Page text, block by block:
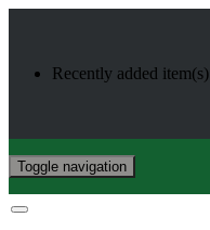
Recently added item(s)
Toggle navigation